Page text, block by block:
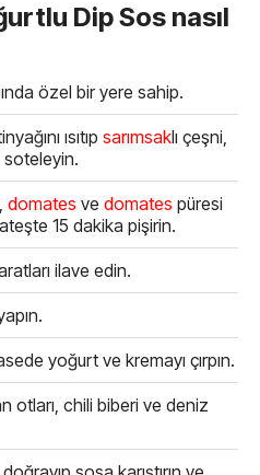
Dip Sos nasıl
özel bir yere sahip.
ısıtıp sarımsaklı çeşni,
soteleyin.
domates ve domates püresi
15 dakika pişirin.
ilave edin.
yoğurt ve kremayı çırpın.
otları, chili biberi ve deniz